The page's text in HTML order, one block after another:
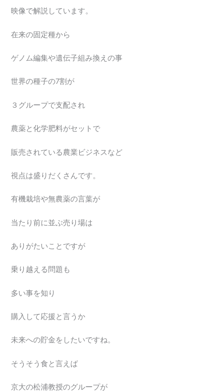
映像で解説しています。
在来の固定種から
ゲノム編集や遺伝子組み換えの事
世界の種子の7割が
３グループで支配され
農薬と化学肥料がセットで
販売されている農業ビジネスなど
視点は盛りだくさんです。
有機栽培や無農薬の言葉が
当たり前に並ぶ売り場は
ありがたいことですが
乗り越える問題も
多い事を知り
購入して応援と言うか
未来への貯金をしたいですね。
そうそう食と言えば
京大の松浦教授のグループが